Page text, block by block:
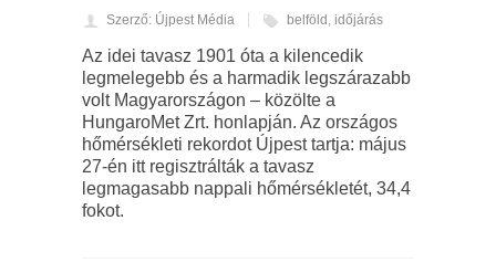
Szerző: Újpest Média belföld, időjárás
Az idei tavasz 1901 óta a kilencedik
legmelegebb és a harmadik legszárazabb
volt Magyarországon – közölte a
HungaroMet Zrt. honlapján. Az országos
hőmérsékleti rekordot Újpest tartja: május
27-én itt regisztrálták a tavasz
legmagasabb nappali hőmérsékletét, 34,4
fokot.